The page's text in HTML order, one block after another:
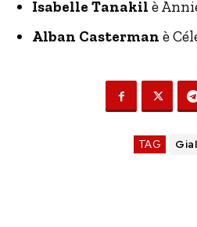
Isabelle Tanakil è
Alban Casterman è
TAG